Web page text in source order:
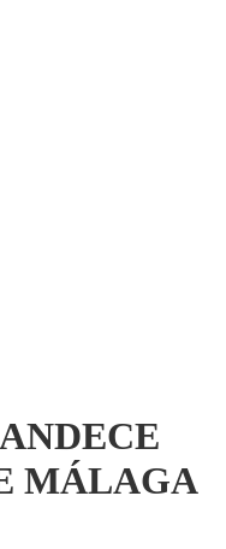
MÁLAGA